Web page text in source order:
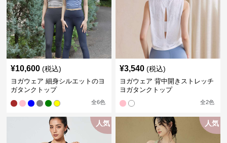
¥10,600 (税込)
ヨガウェア 細身シルエットのヨ
ガタンクトップ
全6色
¥3,540 (税込)
ヨガウェア 背中開きストレッチ
ヨガタンクトップ
全2色
人気 人気